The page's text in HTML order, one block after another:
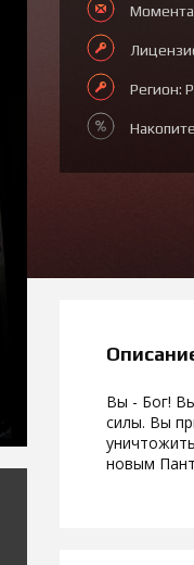
Регион:
Вы - Бог!
силы. Вы
новым